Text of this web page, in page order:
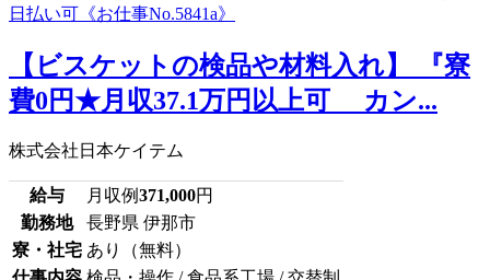
【ビスケットの検品や材料入れ】 『寮
費0円★月収37.1万円以上可 カン...
株式会社日本ケイテム
給与 月収例371,000円
勤務地
長野県 伊那市
寮・社宅 あり（無料）